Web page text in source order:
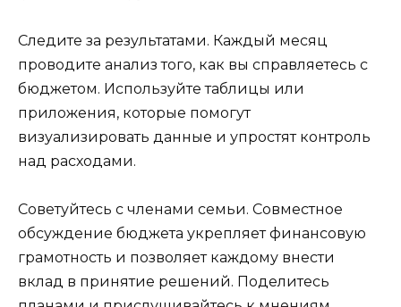
Следите за результатами. Каждый месяц
проводите анализ того, как вы справляетесь с
бюджетом. Используйте таблицы или
приложения, которые помогут
визуализировать данные и упростят контроль
над расходами.
Советуйтесь с членами семьи. Совместное
обсуждение бюджета укрепляет финансовую
грамотность и позволяет каждому внести
вклад в принятие решений. Поделитесь